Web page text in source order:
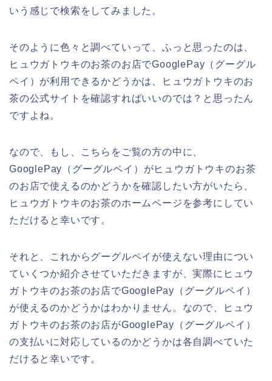
いう感じで検索をしてみました。
そのように色々と調べていって、ふっと思ったのは、
ヒュウガトウキのお茶のお店でGooglePay（グーグル
ペイ）が利用できるかどうかは、ヒュウガトウキのお
茶の公式サイトを確認すればいいのでは？と思ったん
ですよね。
なので、もし、こちらをご覧の方の中に、
GooglePay（グーグルペイ）がヒュウガトウキのお茶
のお店で使えるのかどうかを確認したい方がいたら、
ヒュウガトウキのお茶のホームページを参考にしてい
ただけると幸いです。
それと、これからグーグルペイが使えない理由につい
ていくつか紹介させていただきますが、実際にヒュウ
ガトウキのお茶のお店でGooglePay（グーグルペイ）
が使えるのかどうかはわかりません。なので、ヒュウ
ガトウキのお茶のお店がGooglePay（グーグルペイ）
の支払いに対応しているのかどうかは各自調べていた
だけると幸いです。